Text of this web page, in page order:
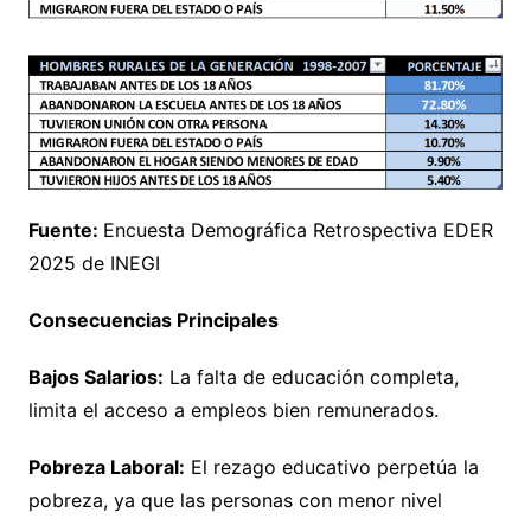
Fuente: Encuesta Demográfica Retrospectiva EDER
2025 de INEGI
Consecuencias Principales
Bajos Salarios: La falta de educación completa,
limita el acceso a empleos bien remunerados.
Pobreza Laboral: El rezago educativo perpetúa la
pobreza, ya que las personas con menor nivel